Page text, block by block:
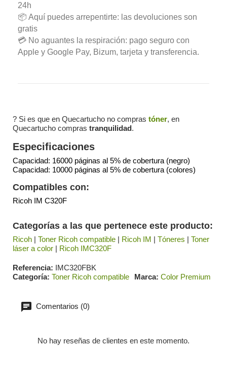
24h
📦 Aquí puedes arrepentirte: las devoluciones son
gratis
💳 No aguantes la respiración: pago seguro con
Apple y Google Pay, Bizum, tarjeta y transferencia.
? Si es que en Quecartucho no compras tóner, en
Quecartucho compras tranquilidad.
Especificaciones
Capacidad: 16000 páginas al 5% de cobertura (negro)
Capacidad: 10000 páginas al 5% de cobertura (colores)
Compatibles con:
Ricoh IM C320F
Categorías a las que pertenece este producto:
Ricoh | Toner Ricoh compatible | Ricoh IM | Tóneres | Toner
láser a color | Ricoh IMC320F
Referencia IMC320FBK
Categoría Toner Ricoh compatible Marca Color Premium
Comentarios (0)
No hay reseñas de clientes en este momento.